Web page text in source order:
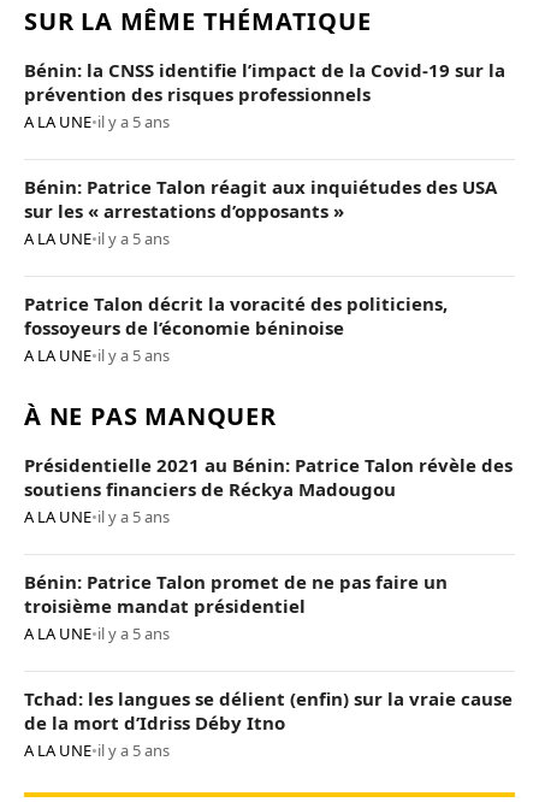
SUR LA MÊME THÉMATIQUE
Bénin: la CNSS identifie l’impact de la Covid-19 sur la
prévention des risques professionnels
A LA UNE•il y a 5 ans
Bénin: Patrice Talon réagit aux inquiétudes des USA
sur les « arrestations d’opposants »
A LA UNE•il y a 5 ans
Patrice Talon décrit la voracité des politiciens,
fossoyeurs de l’économie béninoise
A LA UNE•il y a 5 ans
À NE PAS MANQUER
Présidentielle 2021 au Bénin: Patrice Talon révèle des
soutiens financiers de Réckya Madougou
A LA UNE•il y a 5 ans
Bénin: Patrice Talon promet de ne pas faire un
troisième mandat présidentiel
A LA UNE•il y a 5 ans
Tchad: les langues se délient (enfin) sur la vraie cause
de la mort d’Idriss Déby Itno
A LA UNE•il y a 5 ans